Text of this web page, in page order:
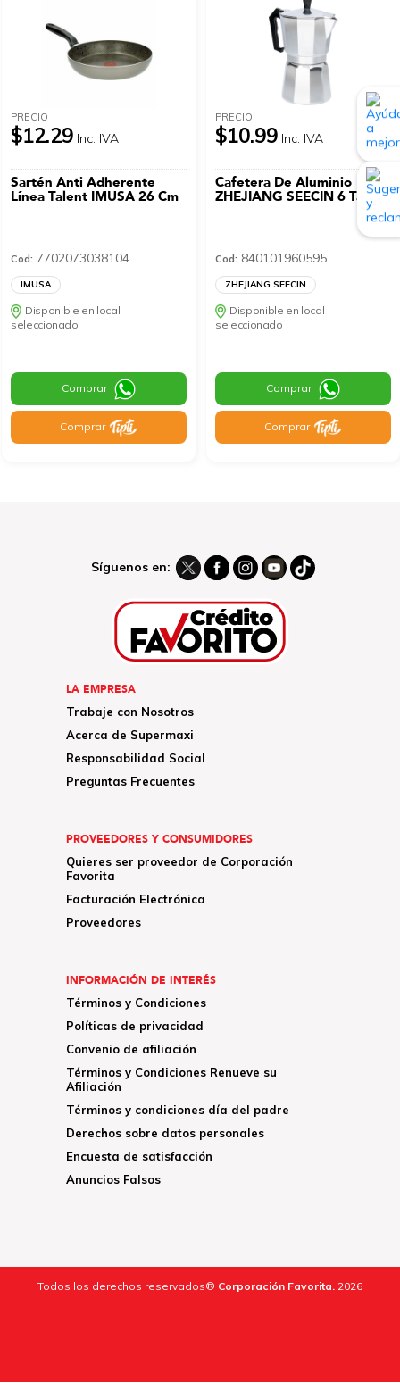
PRECIO
$12.29 Inc. IVA
Sartén Anti Adherente
Línea Talent IMUSA 26 Cm
Cod: 7702073038104
IMUSA
Disponible en local
seleccionado
Comprar
Comprar
PRECIO
$10.99 Inc. IVA
Cafetera De Aluminio
ZHEJIANG SEECIN 6 Tazas
Cod: 840101960595
ZHEJIANG SEECIN
Disponible en local
seleccionado
Comprar
Comprar
Síguenos en:
LA EMPRESA
Trabaje con Nosotros
Acerca de Supermaxi
Responsabilidad Social
Preguntas Frecuentes
PROVEEDORES Y CONSUMIDORES
Quieres ser proveedor de Corporación
Favorita
Facturación Electrónica
Proveedores
INFORMACIÓN DE INTERÉS
Términos y Condiciones
Políticas de privacidad
Convenio de afiliación
Términos y Condiciones Renueve su
Afiliación
Términos y condiciones día del padre
Derechos sobre datos personales
Encuesta de satisfacción
Anuncios Falsos
Todos los derechos reservados® Corporación Favorita. 2026